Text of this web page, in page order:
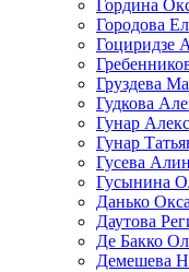
Гордина
Городова
Гоциридзе
Груздева
Гудкова
Гунар
Гунар
Гусева
Гусынина
Данько
Даутова
Де Бакко
Демешева